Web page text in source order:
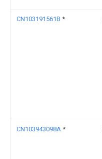
CN103191561B *
CN103943098A *